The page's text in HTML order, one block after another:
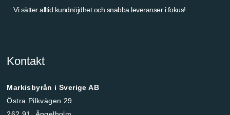
Vi sätter alltid kundnöjdhet och snabba leveranser i fokus!
Kontakt
Markisbyrån i Sverige AB
Östra Pilkvägen 29